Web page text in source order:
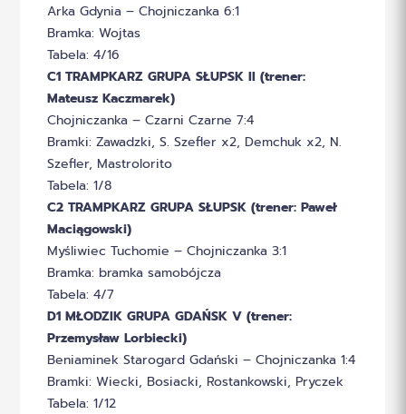
Arka Gdynia – Chojniczanka 6:1
Bramka: Wojtas
Tabela: 4/16
C1 TRAMPKARZ GRUPA SŁUPSK II (trener:
Mateusz Kaczmarek)
Chojniczanka – Czarni Czarne 7:4
Bramki: Zawadzki, S. Szefler x2, Demchuk x2, N.
Szefler, Mastrolorito
Tabela: 1/8
C2 TRAMPKARZ GRUPA SŁUPSK (trener: Paweł
Maciągowski)
Myśliwiec Tuchomie – Chojniczanka 3:1
Bramka: bramka samobójcza
Tabela: 4/7
D1 MŁODZIK GRUPA GDAŃSK V (trener:
Przemysław Lorbiecki)
Beniaminek Starogard Gdański – Chojniczanka 1:4
Bramki: Wiecki, Bosiacki, Rostankowski, Pryczek
Tabela: 1/12